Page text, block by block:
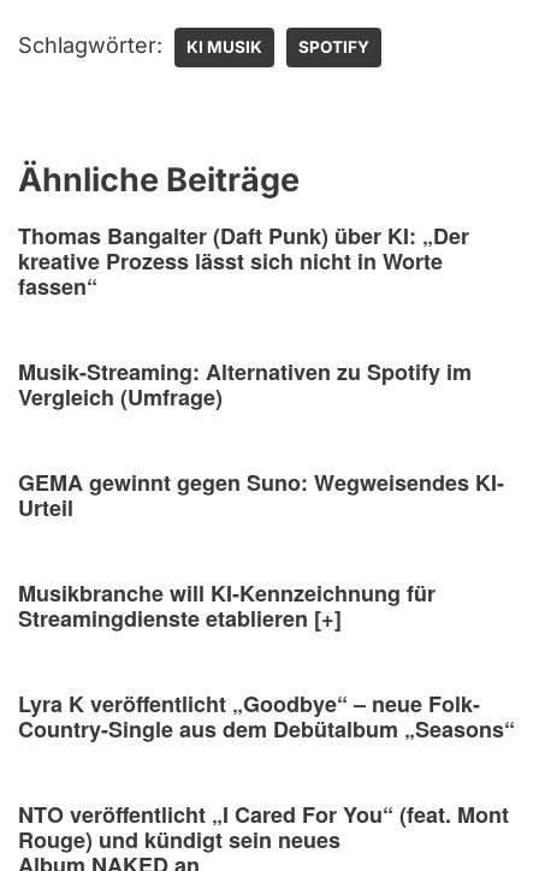
Schlagwörter: KI MUSIK SPOTIFY
Ähnliche Beiträge
Thomas Bangalter (Daft Punk) über KI: „Der
kreative Prozess lässt sich nicht in Worte
fassen“
Musik-Streaming: Alternativen zu Spotify im
Vergleich (Umfrage)
GEMA gewinnt gegen Suno: Wegweisendes KI-
Urteil
Musikbranche will KI-Kennzeichnung für
Streamingdienste etablieren [+]
Lyra K veröffentlicht „Goodbye“ – neue Folk-
Country-Single aus dem Debütalbum „Seasons“
NTO veröffentlicht „I Cared For You“ (feat. Mont
Rouge) und kündigt sein neues